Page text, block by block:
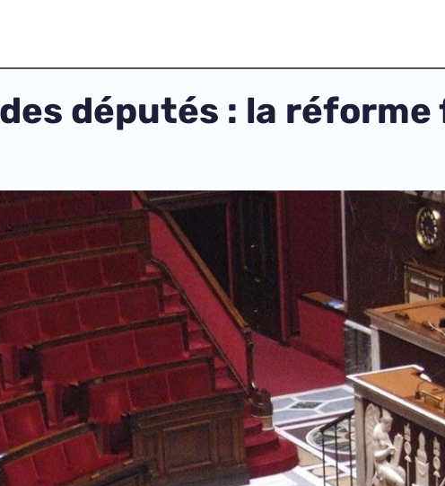
députés : la réforme